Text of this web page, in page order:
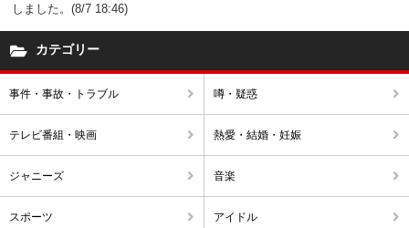
しました。(8/7 18:46)
カテゴリー
事件・事故・トラブル 噂・疑惑
テレビ番組・映画 熱愛・結婚・妊娠
ジャニーズ 音楽
スポーツ アイドル